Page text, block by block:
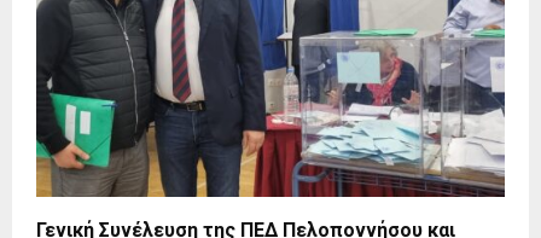
Γενική Συνέλευση της ΠΕΔ Πελοποννήσου και